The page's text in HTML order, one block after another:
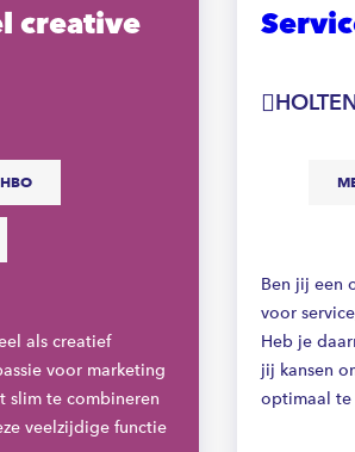
creative
HBO
als creatief
voor marketing
slim te combineren
veelzijdige functie
Ben jij een
voor
Heb je
jij kansen
optimaal te